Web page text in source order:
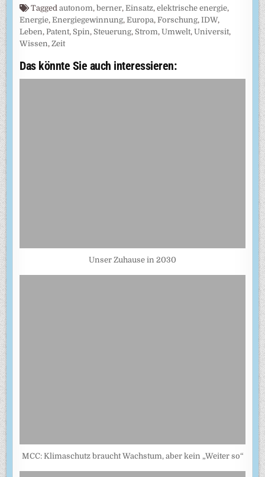
Taggedautonom,berner,Einsatz,elektrische energie,
Energie,Energiegewinnung,Europa,Forschung,IDW,
Leben, Patent, Spin, Steuerung, Strom,Umwelt,Universit,
Wissen, Zeit
Das könnte Sie auch interessieren:
Unser Zuhause in 2030
MCC: Klimaschutz braucht Wachstum, aber kein „Weiter so“